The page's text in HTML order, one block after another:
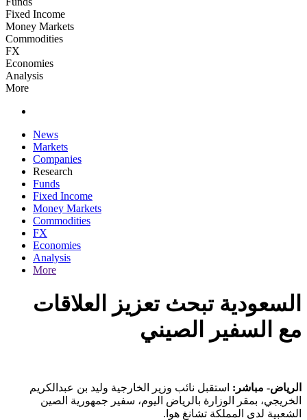
Fixed Income
Money Markets
Commodities
FX
Economies
Analysis
More
News
Markets
Companies
Research
Funds
Fixed Income
Money Markets
Commodities
FX
Economies
Analysis
More
السعودية تبحث تعزيز العلاقات
مع السفير الصيني
الرياض- مباشر: استقبل نائب وزير الخارجية وليد بن عبدالكريم
الخريجي، بمقر الوزارة بالرياض اليوم، سفير جمهورية الصين
الشعبية لدى المملكة تشانغ هوا.